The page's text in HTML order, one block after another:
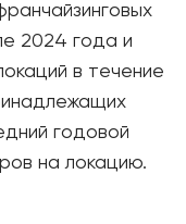
2024 года и
в течение
годовой
на локацию.